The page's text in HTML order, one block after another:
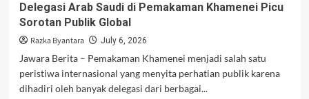
Delegasi Arab Saudi di Pemakaman Khamenei Picu
Sorotan Publik Global
Razka Byantara July 6, 2026
Jawara Berita – Pemakaman Khamenei menjadi salah satu
peristiwa internasional yang menyita perhatian publik karena
dihadiri oleh banyak delegasi dari berbagai...